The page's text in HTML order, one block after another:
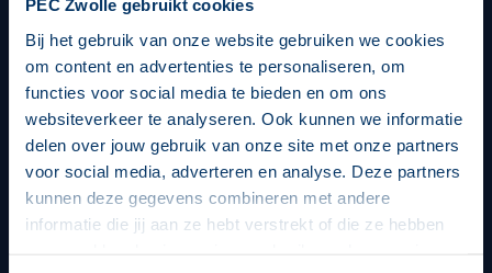
PEC Zwolle gebruikt cookies
Bij het gebruik van onze website gebruiken we cookies
om content en advertenties te personaliseren, om
functies voor social media te bieden en om ons
websiteverkeer te analyseren. Ook kunnen we informatie
delen over jouw gebruik van onze site met onze partners
voor social media, adverteren en analyse. Deze partners
kunnen deze gegevens combineren met andere
informatie die jij aan ze hebt verstrekt of die ze hebben